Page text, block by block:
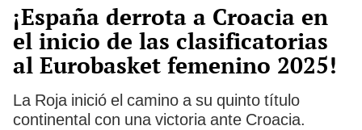
¡España derrota a Croacia en
el inicio de las clasificatorias
al Eurobasket femenino 2025!
La Roja inició el camino a su quinto título
continental con una victoria ante Croacia.